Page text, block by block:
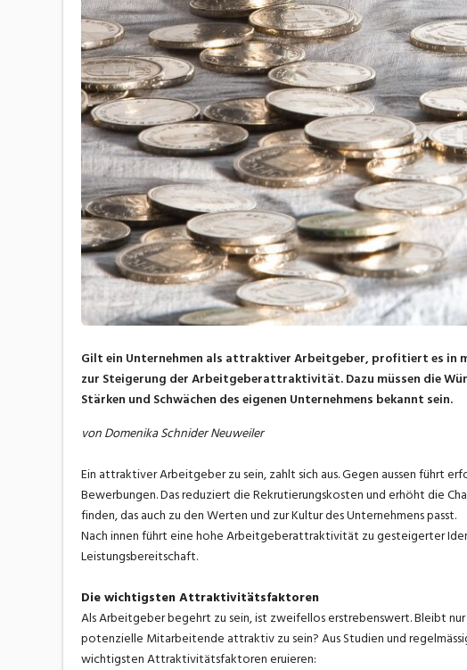
Gilt ein Unternehmen als attraktiver Arbeitgeber, profitiert es in
zur Steigerung der Arbeitgeberattraktivität. Dazu müssen die
Stärken und Schwächen des eigenen Unternehmens bekannt sein.
von Domenika Schnider Neuweiler
Ein attraktiver Arbeitgeber zu sein, zahlt sich aus. Gegen aussen führt
Bewerbungen. Das reduziert die Rekrutierungskosten und erhöht die
finden, das auch zu den Werten und zur Kultur des Unternehmens passt.
Nach innen führt eine hohe Arbeitgeberattraktivität zu gesteigerter
Leistungsbereitschaft.
Die wichtigsten Attraktivitätsfaktoren
Als Arbeitgeber begehrt zu sein, ist zweifellos erstrebenswert. Bleibt
potenzielle Mitarbeitende attraktiv zu sein? Aus Studien und
wichtigsten Attraktivitätsfaktoren eruieren: